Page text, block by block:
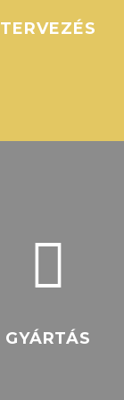
TERVEZÉS
GYÁRTÁS